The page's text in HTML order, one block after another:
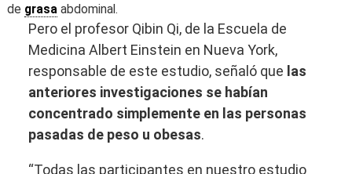
de grasaabdominal.
Pero el profesor Qibin Qi, de la Escuela de
Medicina Albert Einstein en Nueva York,
responsable de este estudio, señaló que las
anteriores investigaciones se habían
concentrado simplemente en las personas
pasadas de peso u obesas.
“Todas las participantes en nuestro estudio